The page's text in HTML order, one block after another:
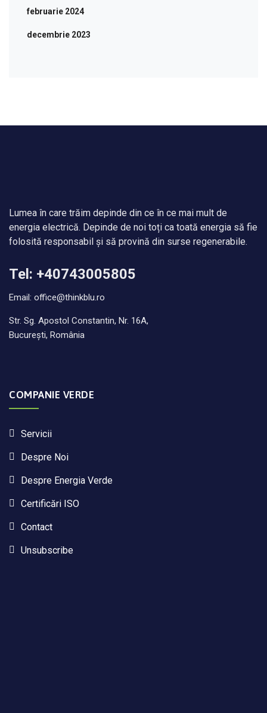
februarie 2024
decembrie 2023
Lumea în care trăim depinde din ce în ce mai mult de
energia electrică. Depinde de noi toți ca toată energia să fie
folosită responsabil și să provină din surse regenerabile.
Tel: +40743005805
Email: office@thinkblu.ro
Str. Sg. Apostol Constantin, Nr. 16A,
București, România
COMPANIE VERDE
Servicii
Despre Noi
Despre Energia Verde
Certificări ISO
Contact
Unsubscribe